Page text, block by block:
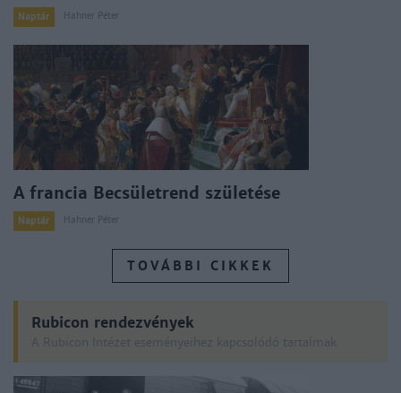
Naptár Hahner Péter
A francia Becsületrend születése
Naptár Hahner Péter
TOVÁBBI CIKKEK
Rubicon rendezvények
A Rubicon Intézet eseményeihez kapcsolódó tartalmak